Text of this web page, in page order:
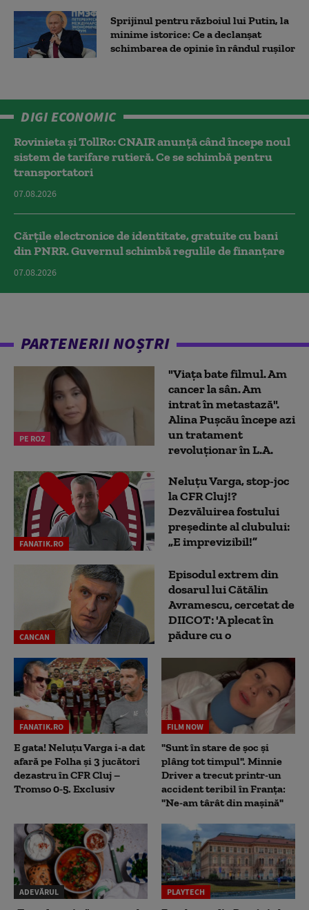
Sprijinul pentru războiul lui Putin, la
minime istorice: Ce a declanșat
schimbarea de opinie în rândul rușilor
DIGI ECONOMIC
Rovinieta și TollRo: CNAIR anunță când începe noul
sistem de tarifare rutieră. Ce se schimbă pentru
transportatori
07.08.2026
Cărțile electronice de identitate, gratuite cu bani
din PNRR. Guvernul schimbă regulile de finanțare
07.08.2026
PARTENERII NOȘTRI
PE ROZ
"Viața bate filmul. Am
cancer la sân. Am
intrat în metastază".
Alina Pușcău începe azi
un tratament
revoluționar în L.A.
FANATIK.RO
Neluțu Varga, stop-joc
la CFR Cluj!?
Dezvăluirea fostului
președinte al clubului:
„E imprevizibil!”
CANCAN
Episodul extrem din
dosarul lui Cătălin
Avramescu, cercetat de
DIICOT: 'A plecat în
pădure cu o
FANATIK.RO
E gata! Neluțu Varga i-a dat
afară pe Folha și 3 jucători
dezastru în CFR Cluj –
Tromso 0-5. Exclusiv
FILM NOW
"Sunt în stare de șoc și
plâng tot timpul". Minnie
Driver a trecut printr-un
accident teribil în Franța:
"Ne-am târât din mașină"
ADEVĂRUL PLAYTECH